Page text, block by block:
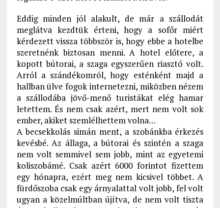
Eddig minden jól alakult, de már a szállodát
meglátva kezdtük érteni, hogy a sofőr miért
kérdezett vissza többször is, hogy ebbe a hotelbe
szeretnénk biztosan menni. A hotel előtere, a
kopott bútorai, a szaga egyszerűen riasztó volt.
Arról a szándékomról, hogy esténként majd a
hallban ülve fogok internetezni, miközben nézem
a szállodába jövő-menő turistákat elég hamar
letettem. És nem csak azért, mert nem volt sok
ember, akiket szemlélhettem volna…
A becsekkolás simán ment, a szobánkba érkezés
kevésbé. Az állaga, a bútorai és szintén a szaga
nem volt semmivel sem jobb, mint az egyetemi
koliszobámé. Csak azért 6000 forintot fizettem
egy hónapra, ezért meg nem kicsivel többet. A
fürdőszoba csak egy árnyalattal volt jobb, fel volt
ugyan a közelmúltban újítva, de nem volt tiszta